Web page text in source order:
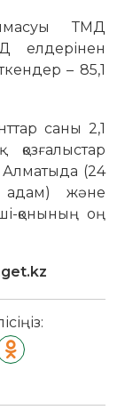
ТМД
елдерінен
– 85,1
саны 2,1
Алматыда (24
адам) және
қонының оң